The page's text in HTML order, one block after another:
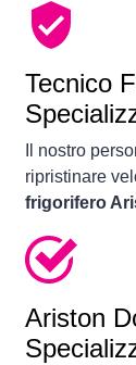
Tecnico
Il nostro
ripristinare
frigorifero
Ariston